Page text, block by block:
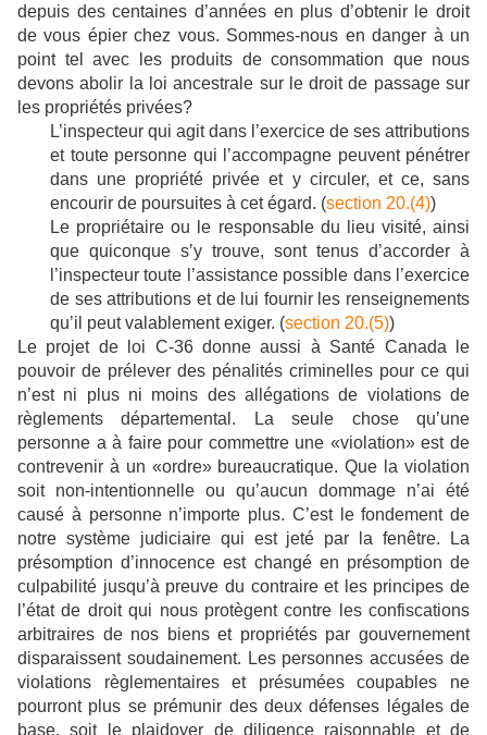
depuis des centaines d’années en plus d’obtenir le droit
de vous épier chez vous. Sommes-nous en danger à un
point tel avec les produits de consommation que nous
devons abolir la loi ancestrale sur le droit de passage sur
les propriétés privées?
L’inspecteur qui agit dans l’exercice de ses attributions
et toute personne qui l’accompagne peuvent pénétrer
dans une propriété privée et y circuler, et ce, sans
encourir de poursuites à cet égard. (section 20.(4))
Le propriétaire ou le responsable du lieu visité, ainsi
que quiconque s’y trouve, sont tenus d’accorder à
l’inspecteur toute l’assistance possible dans l’exercice
de ses attributions et de lui fournir les renseignements
qu’il peut valablement exiger. (section 20.(5))
Le projet de loi C-36 donne aussi à Santé Canada le
pouvoir de prélever des pénalités criminelles pour ce qui
n’est ni plus ni moins des allégations de violations de
règlements départemental. La seule chose qu’une
personne a à faire pour commettre une «violation» est de
contrevenir à un «ordre» bureaucratique. Que la violation
soit non-intentionnelle ou qu’aucun dommage n’ai été
causé à personne n’importe plus. C’est le fondement de
notre système judiciaire qui est jeté par la fenêtre. La
présomption d’innocence est changé en présomption de
culpabilité jusqu’à preuve du contraire et les principes de
l’état de droit qui nous protègent contre les confiscations
arbitraires de nos biens et propriétés par gouvernement
disparaissent soudainement. Les personnes accusées de
violations règlementaires et présumées coupables ne
pourront plus se prémunir des deux défenses légales de
base, soit le plaidoyer de diligence raisonnable et de